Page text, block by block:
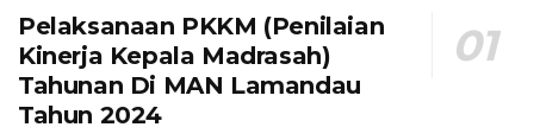
Pelaksanaan PKKM (Penilaian
Kinerja Kepala Madrasah)
Tahunan Di MAN Lamandau
Tahun 2024